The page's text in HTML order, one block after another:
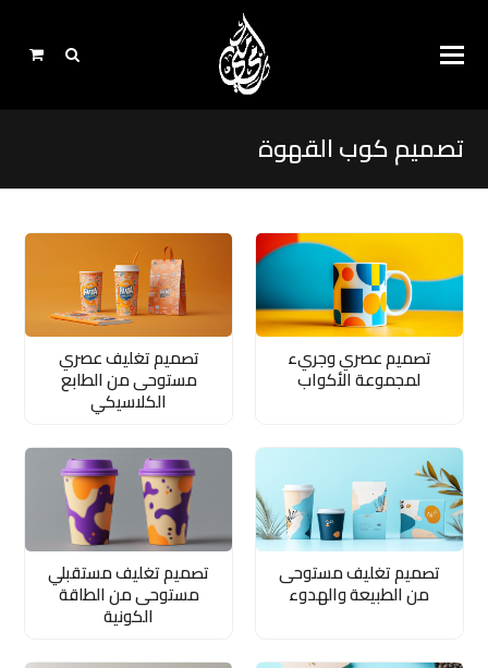
تصميم كوب القهوة
تصميم عصري وجريء
لمجموعة الأكواب
تصميم تغليف عصري
مستوحى من الطابع
الكلاسيكي
تصميم تغليف مستوحى
من الطبيعة والهدوء
تصميم تغليف مستقبلي
مستوحى من الطاقة
الكونية